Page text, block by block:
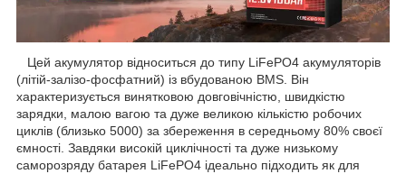
Цей акумулятор відноситься до типу LiFePO4 акумуляторів
(літій-залізо-фосфатний) із вбудованою BMS. Він
характеризується винятковою довговічністю, швидкістю
зарядки, малою вагою та дуже великою кількістю робочих
циклів (близько 5000) за збереження в середньому 80% своєї
ємності. Завдяки високій циклічності та дуже низькому
саморозряду батарея LiFePO4 ідеально підходить як для